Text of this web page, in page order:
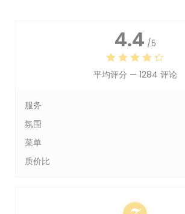
4.4 /5
平均评分 — 1284 评论
服务
氛围
菜单
质价比